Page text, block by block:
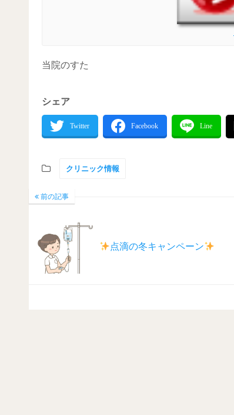
当院のすた
シェア
クリニック情報
前の記事
点滴の冬キャンペーン